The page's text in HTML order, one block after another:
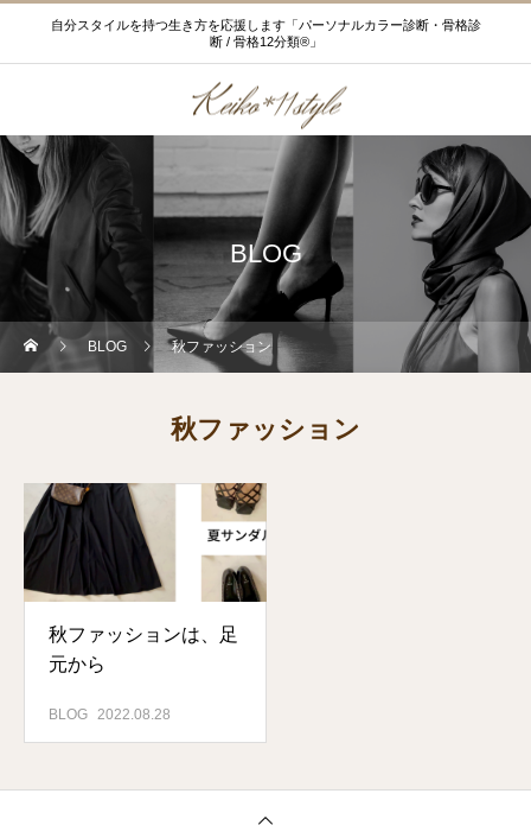
自分スタイルを持つ生き方を応援します「パーソナルカラー診断・骨格診
断 / 骨格12分類®」
BLOG
BLOG 秋ファッション
秋ファッション
秋ファッションは、足
元から
BLOG 2022.08.28